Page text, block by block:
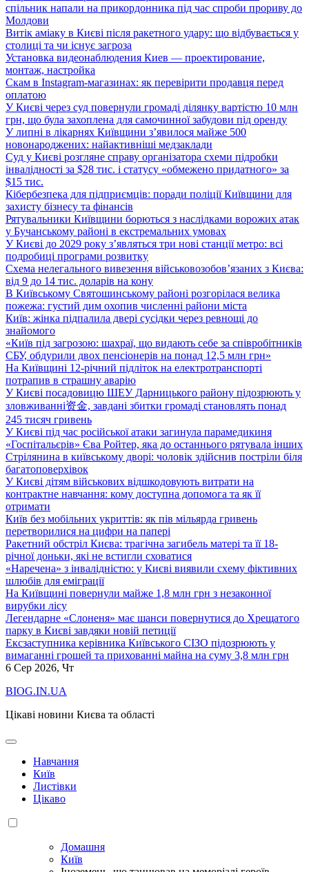
спільник напали на прикордонника під час спроби прориву до
Молдови
Витік аміаку в Києві після ракетного удару: що відбувається у
столиці та чи існує загроза
Установка видеонаблюдения Киев — проектирование,
монтаж, настройка
Скам в Instagram-магазинах: як перевірити продавця перед
оплатою
У Києві через суд повернули громаді ділянку вартістю 10 млн
грн, що була захоплена для самочинної забудови під оренду
У липні в лікарнях Київщини з’явилося майже 500
новонароджених: найактивніші медзаклади
Суд у Києві розгляне справу організатора схеми підробки
інвалідності за $28 тис. і статусу «обмежено придатного» за
$15 тис.
Кібербезпека для підприємців: поради поліції Київщини для
захисту бізнесу та фінансів
Рятувальники Київщини борються з наслідками ворожих атак
у Бучанському районі в екстремальних умовах
У Києві до 2029 року з’являться три нові станції метро: всі
подробиці програми розвитку
Схема нелегального вивезення військовозобов’язаних з Києва:
від 9 до 14 тис. доларів на кону
В Київському Святошинському районі розгорілася велика
пожежа: густий дим охопив численні райони міста
Київ: жінка підпалила двері сусідки через ревнощі до
знайомого
«Київ під загрозою: шахраї, що видають себе за співробітників
СБУ, обдурили двох пенсіонерів на понад 12,5 млн грн»
На Київщині 12-річний підліток на електротранспорті
потрапив в страшну аварію
У Києві посадовицю ШЕУ Дарницького району підозрюють у
зловживанні资金, завдані збитки громаді становлять понад
245 тисяч гривень
У Києві під час російської атаки загинула парамедикиня
«Госпітальєрів» Єва Ройтер, яка до останнього рятувала інших
Стрілянина в київському дворі: чоловік здійснив постріли біля
багатоповерхівок
У Києві дітям військових відшкодовують витрати на
контрактне навчання: кому доступна допомога та як її
отримати
Київ без мобільних укриттів: як пів мільярда гривень
перетворилися на цифри на папері
Ракетний обстріл Києва: трагічна загибель матері та її 18-
річної доньки, які не встигли сховатися
«Наречена» з інвалідністю: у Києві виявили схему фіктивних
шлюбів для еміграції
На Київщині повернули майже 1,8 млн грн з незаконної
вирубки лісу
Легендарне «Слоненя» має шанси повернутися до Хрещатого
парку в Києві завдяки новій петиції
Ексзаступника керівника Київського СІЗО підозрюють у
вимаганні грошей та прихованні майна на суму 3,8 млн грн
6 Сер 2026, Чт
BIOG.IN.UA
Цікаві новини Києва та області
Навчання
Київ
Листівки
Цікаво
Домашня
Київ